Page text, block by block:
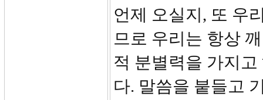
언제 오실지, 또 우
므로 우리는 항상
적 분별력을 가지
다. 말씀을 붙들고